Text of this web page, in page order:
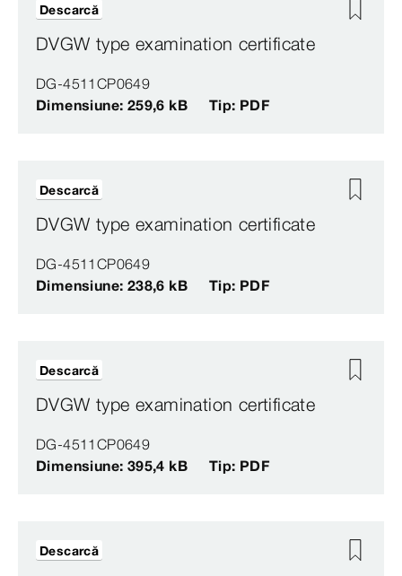
DVGW type examination certificate
DG-4511CP0649
Dimensiune: 259,6 kB
Tip: PDF
Descarcă
DVGW type examination certificate
DG-4511CP0649
Dimensiune: 238,6 kB
Tip: PDF
Descarcă
DVGW type examination certificate
DG-4511CP0649
Dimensiune: 395,4 kB
Tip: PDF
Descarcă
Descarcă